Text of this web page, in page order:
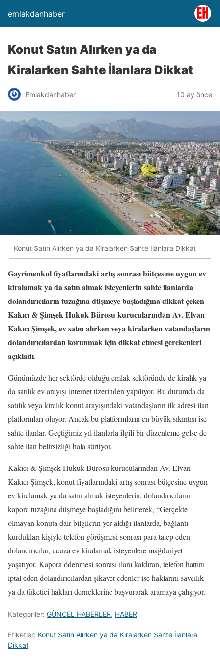
emlakdanhaber
Konut Satın Alırken ya da
Kiralarken Sahte İlanlara Dikkat
Emlakdanhaber 10 ay önce
Konut Satın Alırken ya da Kiralarken Sahte İlanlara Dikkat
Gayrimenkul fiyatlarındaki artış sonrası bütçesine uygun ev
kiralamak ya da satın almak isteyenlerin sahte ilanlarda
dolandırıcıların tuzağına düşmeye başladığına dikkat çeken
Kakıcı & Şimşek Hukuk Bürosu kurucularından Av. Elvan
Kakıcı Şimşek, ev satın alırken veya kiralarken vatandaşların
dolandırıcılardan korunmak için dikkat etmesi gerekenleri
açıkladı.
Günümüzde her sektörde olduğu emlak sektöründe de kiralık ya
da satılık ev arayışı internet üzerinden yapılıyor. Bu durumda da
satılık veya kiralık konut arayışındaki vatandaşların ilk adresi ilan
platformları oluyor. Ancak bu platformların en büyük sıkıntısı ise
sahte ilanlar. Geçtiğimiz yıl ilanlarla ilgili bir düzenleme gelse de
sahte ilan belirsizliği hala sürüyor.
Kakıcı & Şimşek Hukuk Bürosu kurucularından Av. Elvan
Kakıcı Şimşek, konut fiyatlarındaki artış sonrası bütçesine uygun
ev kiralamak ya da satın almak isteyenlerin, dolandırıcıların
kapora tuzağına düşmeye başladığını belirterek, “Gerçekte
olmayan konuta dair bilgilerin yer aldığı ilanlarda, bağlantı
kurdukları kişiyle telefon görüşmesi sonrası para talep eden
dolandırıcılar, ucuza ev kiralamak isteyenlere mağduriyet
yaşatıyor. Kapora ödenmesi sonrası ilanı kaldıran, telefon hattını
iptal eden dolandırıcılardan şikayet edenler ise haklarını savcılık
ya da tüketici hakları derneklerine başvurarak aramaya çalışıyor.
Kategoriler: GÜNCEL HABERLER, HABER
Etiketler: Konut Satın Alırken ya da Kiralarken Sahte İlanlara
Dikkat